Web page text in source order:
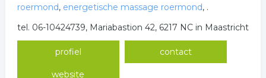
roermond, energetische massage roermond, .
tel. 06-10424739, Mariabastion 42, 6217 NC in Maastricht
profiel contact
website